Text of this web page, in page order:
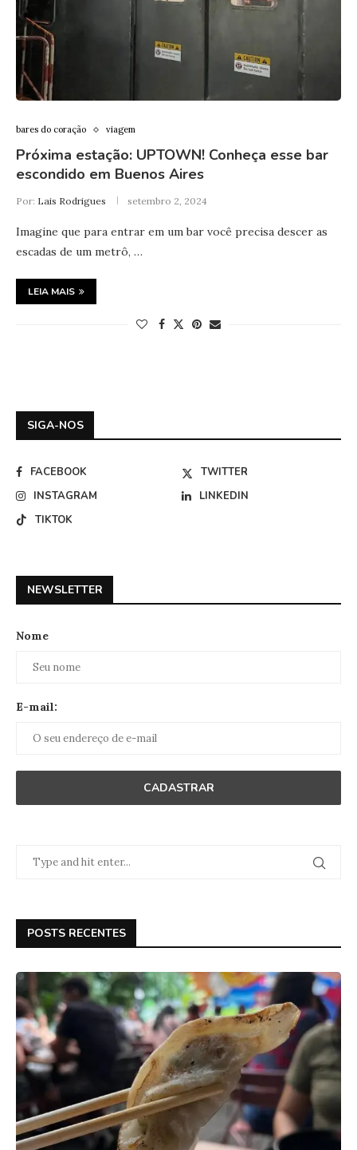
bares do coração viagem
Próxima estação: UPTOWN! Conheça esse bar
escondido em Buenos Aires
Por: Lais Rodrigues setembro 2, 2024
Imagine que para entrar em um bar você precisa descer as
escadas de um metrô, …
LEIA MAIS
SIGA-NOS
FACEBOOK
TWITTER
INSTAGRAM
LINKEDIN
TIKTOK
NEWSLETTER
Nome
E-mail:
POSTS RECENTES